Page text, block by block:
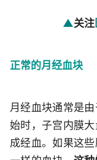
▲关注
正常的月经血块
月经血块通常是
始时，子宫内膜
成经血。如果这